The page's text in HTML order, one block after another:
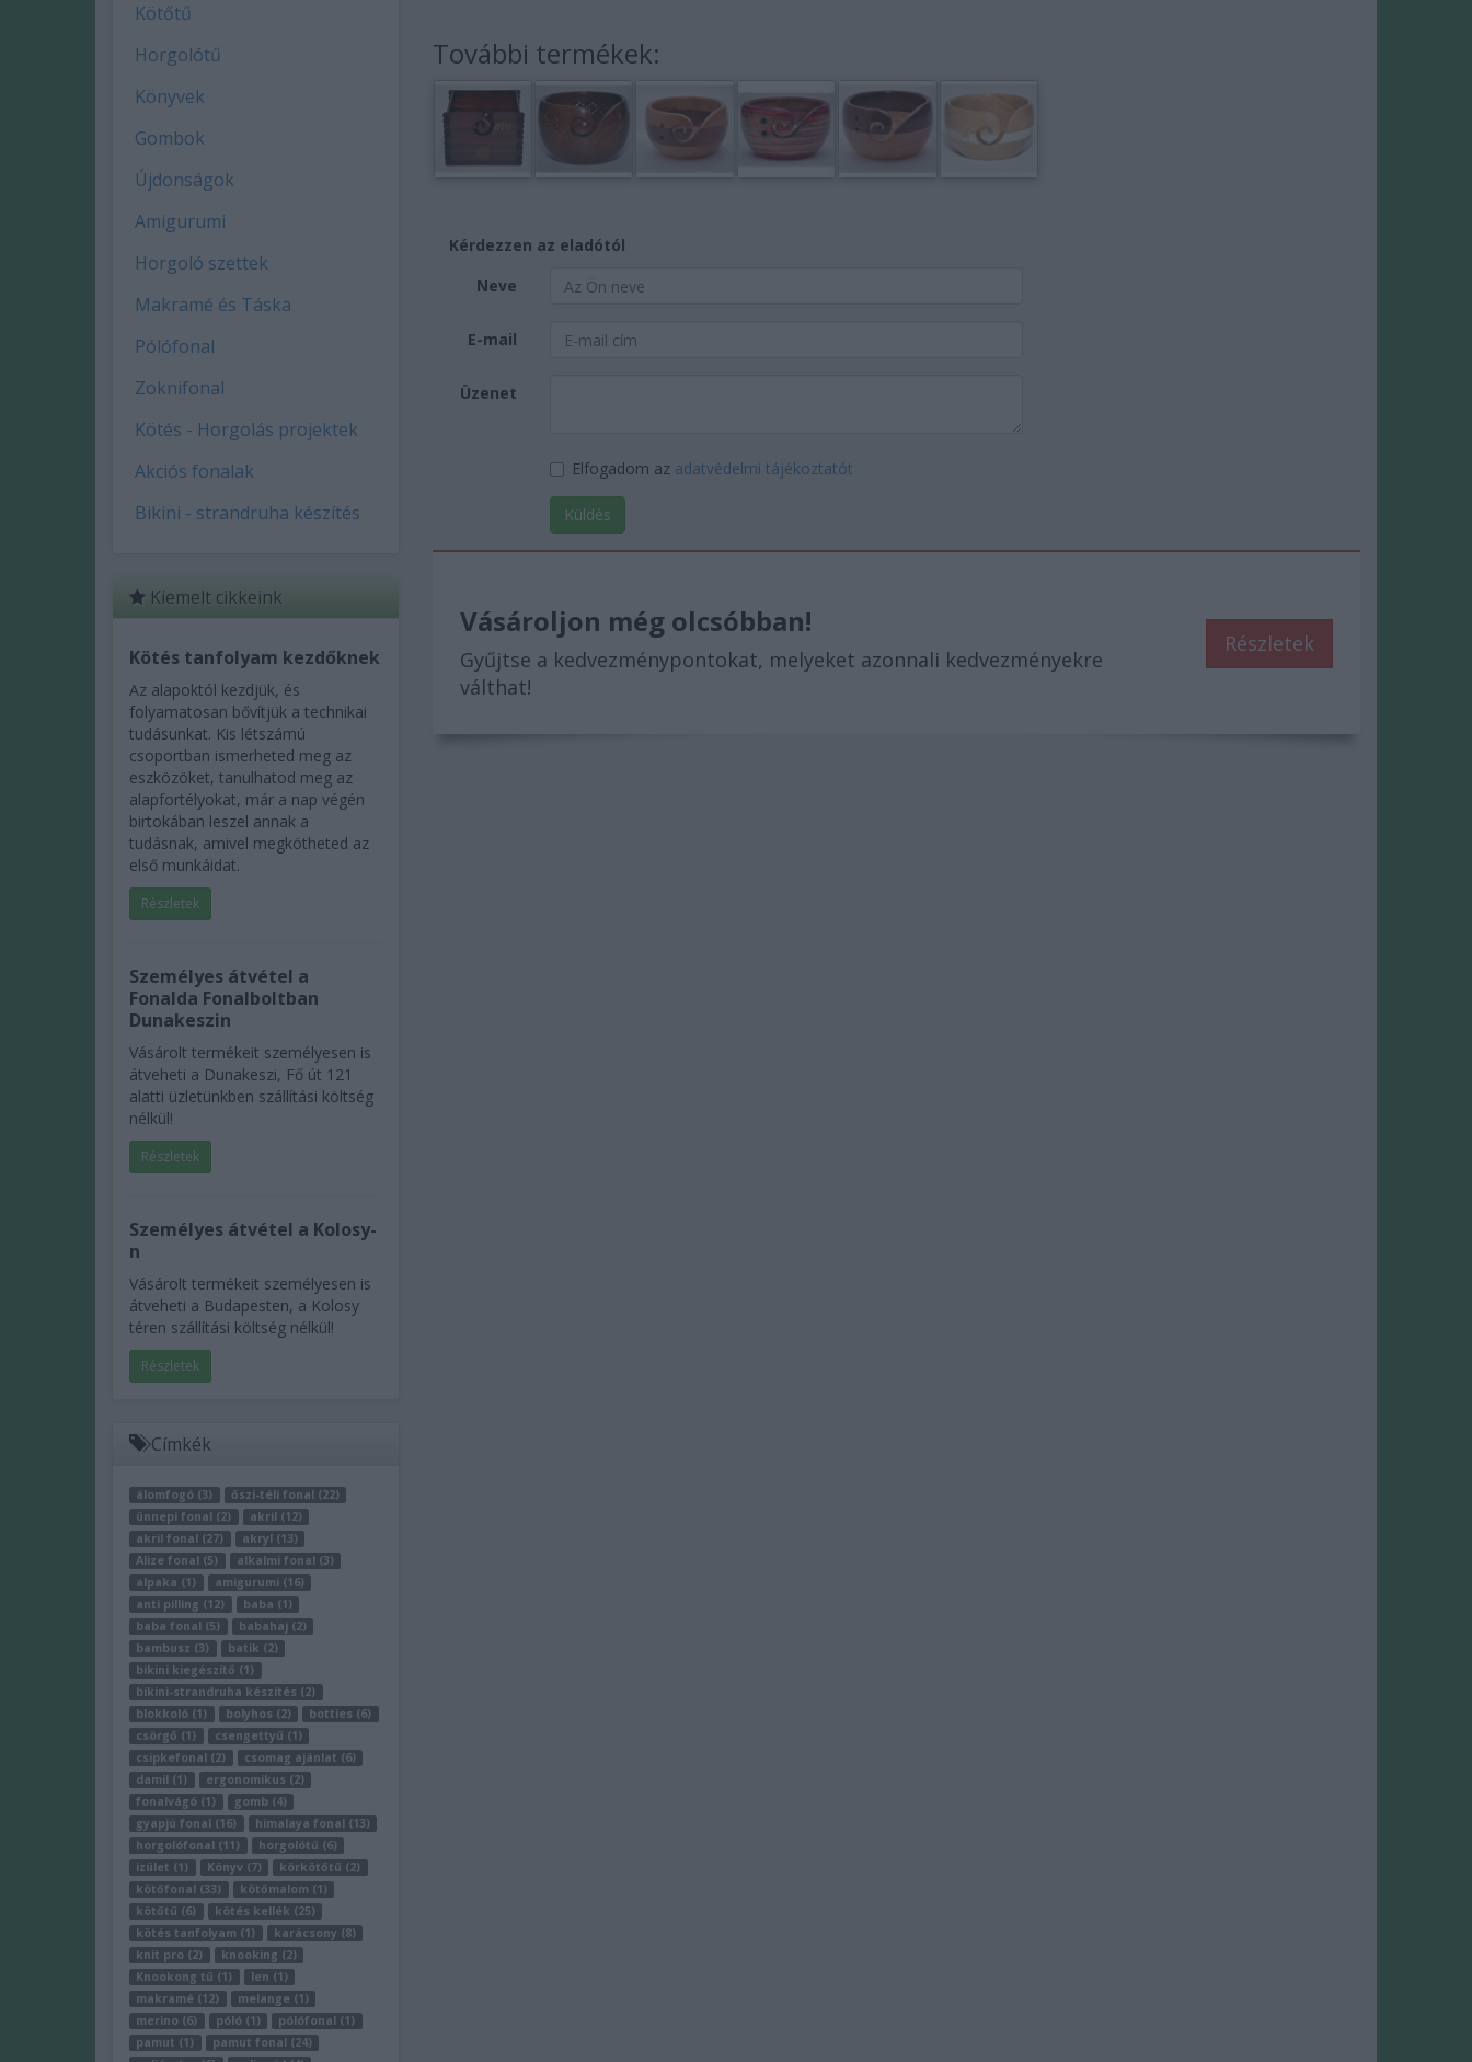
Kötőtű
Horgolótű
Könyvek
Gombok
Újdonságok
Amigurumi
Horgoló szettek
Makramé és Táska
Pólófonal
Zoknifonal
Kötés - Horgolás projektek
Akciós fonalak
Bikini - strandruha készítés
Kiemelt cikkeink
Kötés tanfolyam kezdőknek
Az alapoktól kezdjük, és
folyamatosan bővítjük a technikai
tudásunkat. Kis létszámú
csoportban ismerheted meg az
eszközöket, tanulhatod meg az
alapfortélyokat, már a nap végén
birtokában leszel annak a
tudásnak, amivel megkötheted az
első munkáidat.
Részletek
Személyes átvétel a
Fonalda Fonalboltban
Dunakeszin
Vásárolt termékeit személyesen is
átveheti a Dunakeszi, Fő út 121
alatti üzletünkben szállítási költség
nélkül!
Részletek
Személyes átvétel a Kolosy-
n
Vásárolt termékeit személyesen is
átveheti a Budapesten, a Kolosy
téren szállítási költség nélkül!
Részletek
Címkék
álomfogó (3)
őszi-téli fonal (22)
ünnepi fonal (2)
akril (12)
akril fonal (27)
akryl (13)
Alize fonal (5)
alkalmi fonal (3)
alpaka (1)
amigurumi (16)
anti pilling (12)
baba (1)
baba fonal (5)
babahaj (2)
bambusz (3)
batik (2)
bikini kiegészítő (1)
bikini-strandruha készítés (2)
blokkoló (1)
bolyhos (2)
botties (6)
csörgő (1)
csengettyű (1)
csipkefonal (2)
csomag ajánlat (6)
damil (1)
ergonomikus (2)
fonalvágó (1)
gomb (4)
gyapjú fonal (16)
himalaya fonal (13)
horgolófonal (11)
horgolótű (6)
izület (1)
Könyv (7)
körkötőtű (2)
kötőfonal (33)
kötőmalom (1)
kötőtű (6)
kötés kellék (25)
kötés tanfolyam (1)
karácsony (8)
knit pro (2)
knooking (2)
Knookong tű (1)
len (1)
makramé (12)
melange (1)
merino (6)
póló (1)
pólófonal (1)
pamut (1)
pamut fonal (24)
További termékek:
Kérdezzen az eladótól
Neve
E-mail
Üzenet
Elfogadom az adatvédelmi tájékoztatót
Küldés
Vásároljon még olcsóbban!
Gyűjtse a kedvezménypontokat, melyeket azonnali kedvezményekre
válthat!
Részletek